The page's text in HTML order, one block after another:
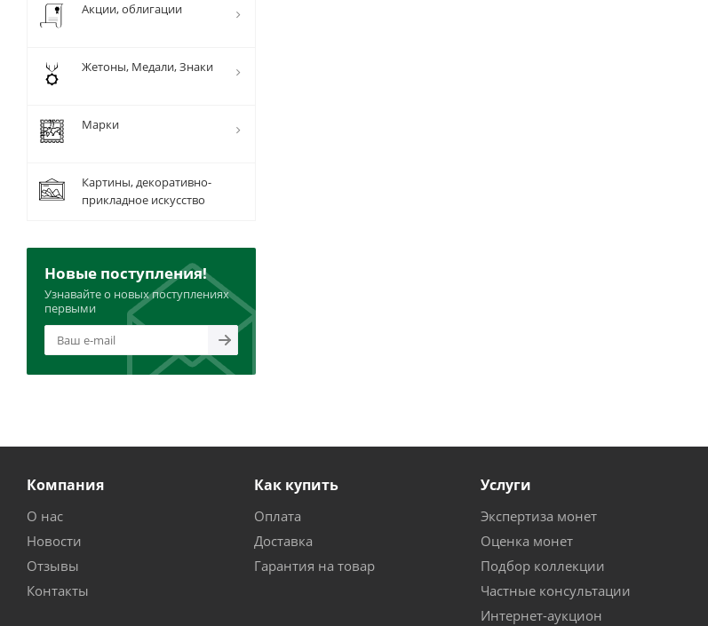
Акции, облигации
Жетоны, Медали, Знаки
Марки
Картины, декоративно-
прикладное искусство
Новые поступления!
Узнавайте о новых поступлениях
первыми
Компания
О нас
Новости
Отзывы
Контакты
Как купить
Оплата
Доставка
Гарантия на товар
Услуги
Экспертиза монет
Оценка монет
Подбор коллекции
Частные консультации
Интернет-аукцион